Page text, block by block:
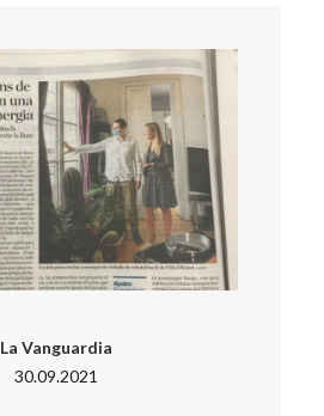
La Vanguardia
30.09.2021